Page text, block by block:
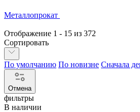
Металлопрокат
Отображение 1 - 15 из 372
Сортировать
По умолчанию По новизне Сначала
Отмена
фильтры
В наличии